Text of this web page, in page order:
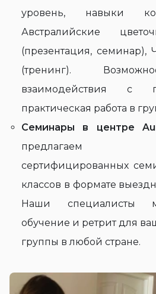
уровень, навыки
Австралийские
(презентация, семинар),
(тренинг).
взаимодействия с
практическая работа в
Семинары в центре
предлагаем
сертифицированных
классов в формате
Наши специалисты
обучение и ретрит для
группы в любой стране.